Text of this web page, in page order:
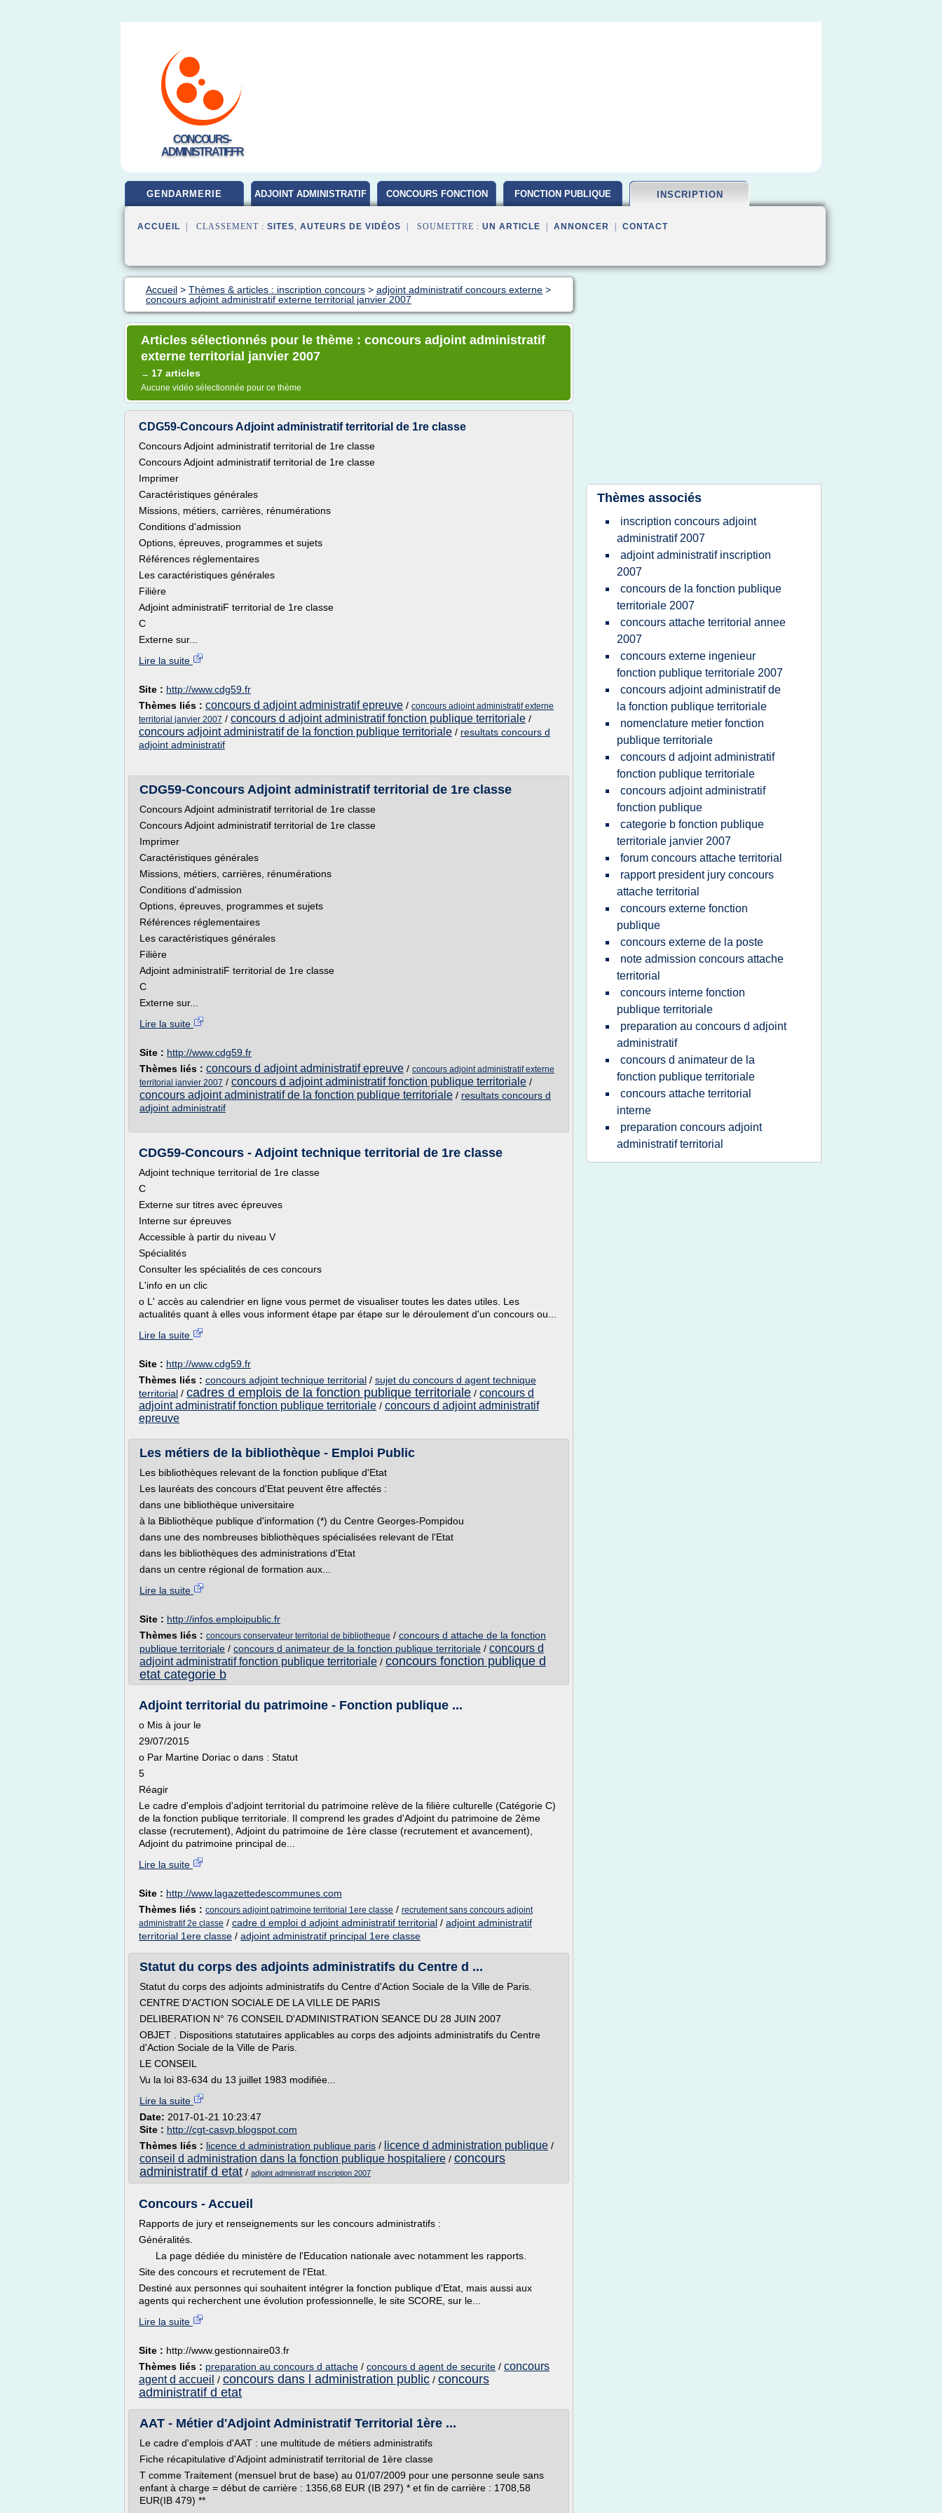
CONCOURS-
ADMINISTRATIF.FR
GENDARMERIE ADJOINT ADMINISTRATIF CONCOURS FONCTION
PUBLIQUE D ETAT 2016
FONCTION PUBLIQUE INSCRIPTION
ACCUEIL | CLASSEMENT : SITES, AUTEURS DE VIDÉOS | SOUMETTRE : UN ARTICLE ANNONCER CONTACT
Accueil > Thèmes & articles : inscription concours > adjoint administratif concours externe >
concours adjoint administratif externe territorial janvier 2007
Articles sélectionnés pour le thème : concours adjoint administratif
externe territorial janvier 2007
→ 17 articles
Aucune vidéo sélectionnée pour ce thème
CDG59-Concours Adjoint administratif territorial de 1re classe
Concours Adjoint administratif territorial de 1re classe
Concours Adjoint administratif territorial de 1re classe
Imprimer
Caractéristiques générales
Missions, métiers, carrières, rénumérations
Conditions d'admission
Options, épreuves, programmes et sujets
Références réglementaires
Les caractéristiques générales
Filière
Adjoint administratiF territorial de 1re classe
C
Externe sur...
Lire la suite
Site : http://www.cdg59.fr
Thèmes liés : concours d adjoint administratif epreuve / concours adjoint administratif externe
territorial janvier 2007 / concours d adjoint administratif fonction publique territoriale /
concours adjoint administratif de la fonction publique territoriale / resultats concours d
adjoint administratif
CDG59-Concours Adjoint administratif territorial de 1re classe
Concours Adjoint administratif territorial de 1re classe
Concours Adjoint administratif territorial de 1re classe
Imprimer
Caractéristiques générales
Missions, métiers, carrières, rénumérations
Conditions d'admission
Options, épreuves, programmes et sujets
Références réglementaires
Les caractéristiques générales
Filière
Adjoint administratiF territorial de 1re classe
C
Externe sur...
Lire la suite
Site : http://www.cdg59.fr
Thèmes liés : concours d adjoint administratif epreuve / concours adjoint administratif externe
territorial janvier 2007 / concours d adjoint administratif fonction publique territoriale /
concours adjoint administratif de la fonction publique territoriale / resultats concours d
adjoint administratif
CDG59-Concours - Adjoint technique territorial de 1re classe
Adjoint technique territorial de 1re classe
C
Externe sur titres avec épreuves
Interne sur épreuves
Accessible à partir du niveau V
Spécialités
Consulter les spécialités de ces concours
L'info en un clic
o L' accès au calendrier en ligne vous permet de visualiser toutes les dates utiles. Les
actualités quant à elles vous informent étape par étape sur le déroulement d'un concours ou...
Lire la suite
Site : http://www.cdg59.fr
Thèmes liés : concours adjoint technique territorial / sujet du concours d agent technique
territorial / cadres d emplois de la fonction publique territoriale / concours d
adjoint administratif fonction publique territoriale / concours d adjoint administratif
epreuve
Les métiers de la bibliothèque - Emploi Public
Les bibliothèques relevant de la fonction publique d'Etat
Les lauréats des concours d'Etat peuvent être affectés :
dans une bibliothèque universitaire
à la Bibliothèque publique d'information (*) du Centre Georges-Pompidou
dans une des nombreuses bibliothèques spécialisées relevant de l'Etat
dans les bibliothèques des administrations d'Etat
dans un centre régional de formation aux...
Lire la suite
Site : http://infos.emploipublic.fr
Thèmes liés : concours conservateur territorial de bibliotheque / concours d attache de la fonction
publique territoriale / concours d animateur de la fonction publique territoriale / concours d
adjoint administratif fonction publique territoriale / concours fonction publique d
etat categorie b
Adjoint territorial du patrimoine - Fonction publique ...
o Mis à jour le
29/07/2015
o Par Martine Doriac o dans : Statut
5
Réagir
Le cadre d'emplois d'adjoint territorial du patrimoine relève de la filière culturelle (Catégorie C)
de la fonction publique territoriale. Il comprend les grades d'Adjoint du patrimoine de 2ème
classe (recrutement), Adjoint du patrimoine de 1ère classe (recrutement et avancement),
Adjoint du patrimoine principal de...
Lire la suite
Site : http://www.lagazettedescommunes.com
Thèmes liés : concours adjoint patrimoine territorial 1ere classe / recrutement sans concours adjoint
administratif 2e classe / cadre d emploi d adjoint administratif territorial / adjoint administratif
territorial 1ere classe / adjoint administratif principal 1ere classe
Statut du corps des adjoints administratifs du Centre d ...
Statut du corps des adjoints administratifs du Centre d'Action Sociale de la Ville de Paris.
CENTRE D'ACTION SOCIALE DE LA VILLE DE PARIS
DELIBERATION N° 76 CONSEIL D'ADMINISTRATION SEANCE DU 28 JUIN 2007
OBJET . Dispositions statutaires applicables au corps des adjoints administratifs du Centre
d'Action Sociale de la Ville de Paris.
LE CONSEIL
Vu la loi 83-634 du 13 juillet 1983 modifiée...
Lire la suite
Date: 2017-01-21 10:23:47
Site : http://cgt-casvp.blogspot.com
Thèmes liés : licence d administration publique paris / licence d administration publique /
conseil d administration dans la fonction publique hospitaliere / concours
administratif d etat / adjoint administratif inscription 2007
Concours - Accueil
Rapports de jury et renseignements sur les concours administratifs :
Généralités.
La page dédiée du ministère de l'Education nationale avec notamment les rapports.
Site des concours et recrutement de l'Etat.
Destiné aux personnes qui souhaitent intégrer la fonction publique d'Etat, mais aussi aux
agents qui recherchent une évolution professionnelle, le site SCORE, sur le...
Lire la suite
Site : http://www.gestionnaire03.fr
Thèmes liés : preparation au concours d attache / concours d agent de securite / concours
agent d accueil / concours dans l administration public / concours
administratif d etat
AAT - Métier d'Adjoint Administratif Territorial 1ère ...
Le cadre d'emplois d'AAT : une multitude de métiers administratifs
Fiche récapitulative d'Adjoint administratif territorial de 1ère classe
T comme Traitement (mensuel brut de base) au 01/07/2009 pour une personne seule sans
enfant à charge = début de carrière : 1356,68 EUR (IB 297) * et fin de carrière : 1708,58
EUR(IB 479) **
Thèmes associés
inscription concours adjoint
administratif 2007
adjoint administratif inscription
2007
concours de la fonction publique
territoriale 2007
concours attache territorial annee
2007
concours externe ingenieur
fonction publique territoriale 2007
concours adjoint administratif de
la fonction publique territoriale
nomenclature metier fonction
publique territoriale
concours d adjoint administratif
fonction publique territoriale
concours adjoint administratif
fonction publique
categorie b fonction publique
territoriale janvier 2007
forum concours attache territorial
rapport president jury concours
attache territorial
concours externe fonction
publique
concours externe de la poste
note admission concours attache
territorial
concours interne fonction
publique territoriale
preparation au concours d adjoint
administratif
concours d animateur de la
fonction publique territoriale
concours attache territorial
interne
preparation concours adjoint
administratif territorial